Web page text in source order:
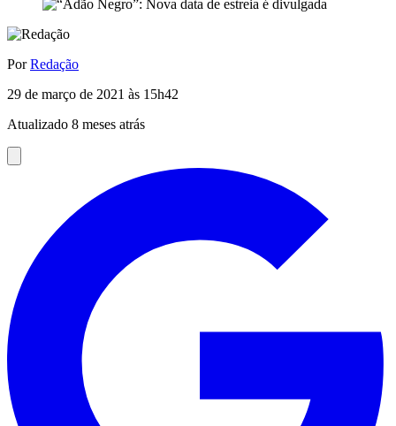
PorRedação
29 de março de 2021 às 15h42
Atualizado 8 meses atrás